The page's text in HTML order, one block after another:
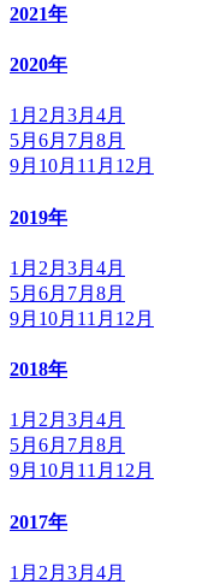
2021年
2020年
1月 2月 3月 4月
5月 6月 7月 8月
9月 10月 11月 12月
2019年
1月 2月 3月 4月
5月 6月 7月 8月
9月 10月 11月 12月
2018年
1月 2月 3月 4月
5月 6月 7月 8月
9月 10月 11月 12月
2017年
1月 2月 3月 4月